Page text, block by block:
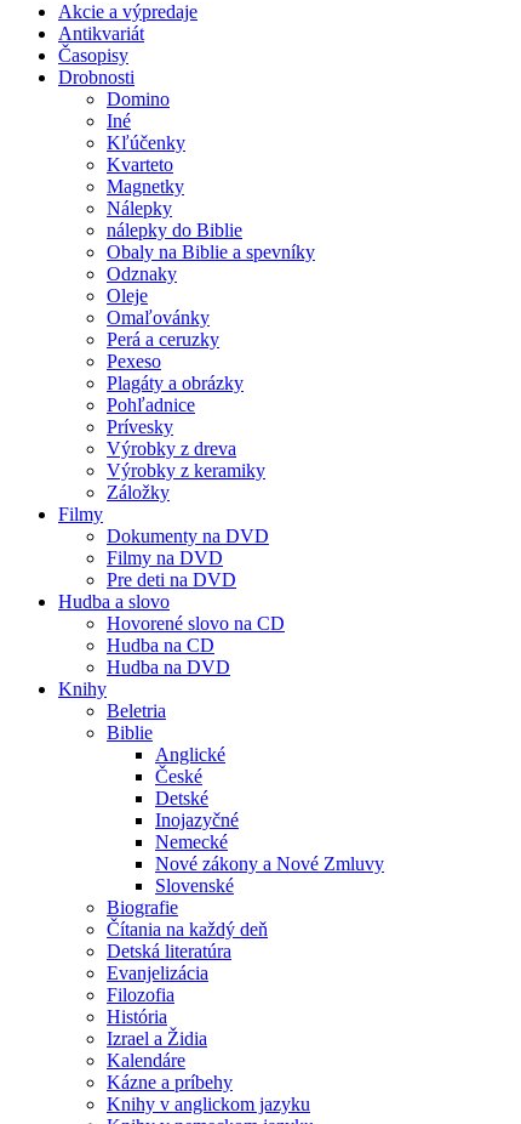
Akcie a výpredaje
Antikvariát
Časopisy
Drobnosti
Domino
Iné
Kľúčenky
Kvarteto
Magnetky
Nálepky
nálepky do Biblie
Obaly na Biblie a spevníky
Odznaky
Oleje
Omaľovánky
Perá a ceruzky
Pexeso
Plagáty a obrázky
Pohľadnice
Prívesky
Výrobky z dreva
Výrobky z keramiky
Záložky
Filmy
Dokumenty na DVD
Filmy na DVD
Pre deti na DVD
Hudba a slovo
Hovorené slovo na CD
Hudba na CD
Hudba na DVD
Knihy
Beletria
Biblie
Anglické
České
Detské
Inojazyčné
Nemecké
Nové zákony a Nové Zmluvy
Slovenské
Biografie
Čítania na každý deň
Detská literatúra
Evanjelizácia
Filozofia
História
Izrael a Židia
Kalendáre
Kázne a príbehy
Knihy v anglickom jazyku